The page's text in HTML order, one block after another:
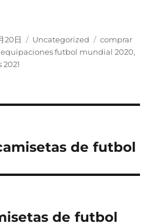
20日 Categorías
Uncategorized Etiquetas
comprar
equipaciones futbol mundial 2020,
de futbol
de futbol